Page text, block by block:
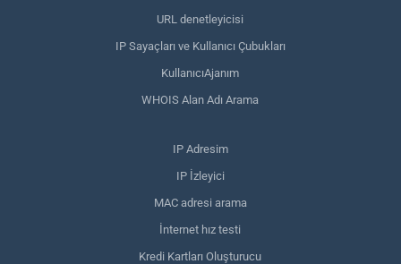
URL denetleyicisi
IP Sayaçları ve Kullanıcı Çubukları
KullanıcıAjanım
WHOIS Alan Adı Arama
IP Adresim
IP İzleyici
MAC adresi arama
İnternet hız testi
Kredi Kartları Oluşturucu